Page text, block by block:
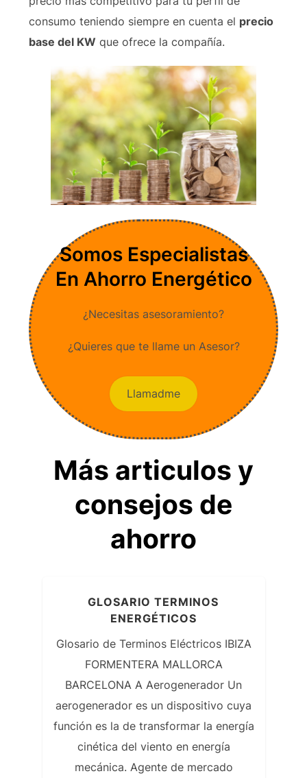
consumo teniendo siempre en cuenta el precio
base del KW que ofrece la compañía.
Somos Especialistas
En Ahorro Energético
¿Necesitas asesoramiento?
¿Quieres que te llame un Asesor?
Llamadme
Más articulos y
consejos de
ahorro
GLOSARIO TERMINOS
ENERGÉTICOS
Glosario de Terminos Eléctricos IBIZA
FORMENTERA MALLORCA
BARCELONA A Aerogenerador Un
aerogenerador es un dispositivo cuya
función es la de transformar la energía
cinética del viento en energía
mecánica. Agente de mercado